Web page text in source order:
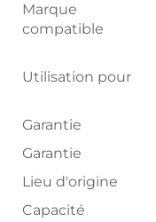
Marque
compatible
Utilisation pour
Garantie
Garantie
Lieu d'origine
Capacité